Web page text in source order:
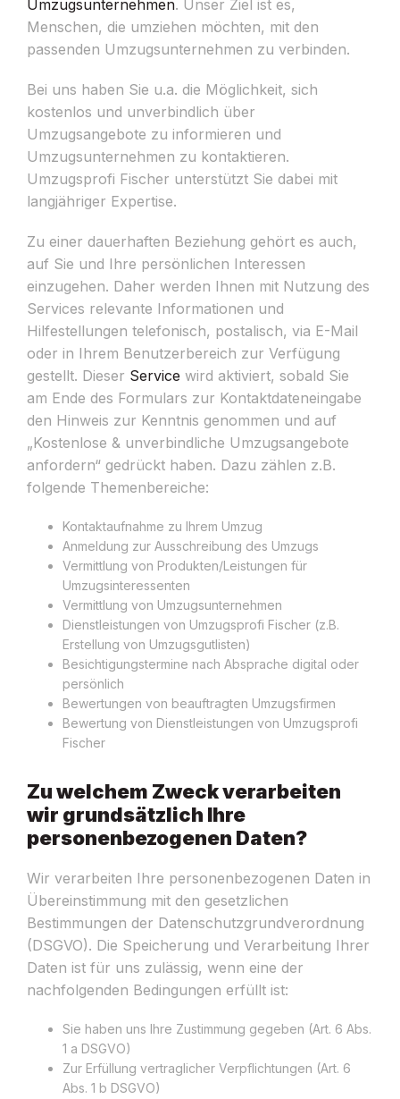
Umzugsunternehmen. Unser Ziel ist es,
Menschen, die umziehen möchten, mit den
passenden Umzugsunternehmen zu verbinden.
Bei uns haben Sie u.a. die Möglichkeit, sich
kostenlos und unverbindlich über
Umzugsangebote zu informieren und
Umzugsunternehmen zu kontaktieren.
Umzugsprofi Fischer unterstützt Sie dabei mit
langjähriger Expertise.
Zu einer dauerhaften Beziehung gehört es auch,
auf Sie und Ihre persönlichen Interessen
einzugehen. Daher werden Ihnen mit Nutzung des
Services relevante Informationen und
Hilfestellungen telefonisch, postalisch, via E-Mail
oder in Ihrem Benutzerbereich zur Verfügung
gestellt. Dieser Service wird aktiviert, sobald Sie
am Ende des Formulars zur Kontaktdateneingabe
den Hinweis zur Kenntnis genommen und auf
„Kostenlose & unverbindliche Umzugsangebote
anfordern“ gedrückt haben. Dazu zählen z.B.
folgende Themenbereiche:
Kontaktaufnahme zu Ihrem Umzug
Anmeldung zur Ausschreibung des Umzugs
Vermittlung von Produkten/Leistungen für
Umzugsinteressenten
Vermittlung von Umzugsunternehmen
Dienstleistungen von Umzugsprofi Fischer (z.B.
Erstellung von Umzugsgutlisten)
Besichtigungstermine nach Absprache digital oder
persönlich
Bewertungen von beauftragten Umzugsfirmen
Bewertung von Dienstleistungen von Umzugsprofi
Fischer
Zu welchem Zweck verarbeiten
wir grundsätzlich Ihre
personenbezogenen Daten?
Wir verarbeiten Ihre personenbezogenen Daten in
Übereinstimmung mit den gesetzlichen
Bestimmungen der Datenschutzgrundverordnung
(DSGVO). Die Speicherung und Verarbeitung Ihrer
Daten ist für uns zulässig, wenn eine der
nachfolgenden Bedingungen erfüllt ist:
Sie haben uns Ihre Zustimmung gegeben (Art. 6 Abs.
1 a DSGVO)
Zur Erfüllung vertraglicher Verpflichtungen (Art. 6
Abs. 1 b DSGVO)